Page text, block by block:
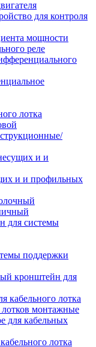
для контроля
мощности
реле
лотка
и и
и и профильных
для системы
поддержки
кронштейн для
кабельного лотка
монтажные
для кабельных
лотка